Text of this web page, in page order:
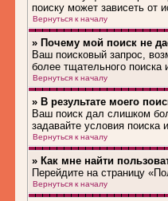
поиску может зависеть от
Вернуться к началу
» Почему мой поиск не
Ваш поисковый запрос,
более тщательного поиска
Вернуться к началу
» В результате моего
Ваш поиск дал слишком
задавайте условия
Вернуться к началу
» Как мне найти
Перейдите на страницу
Вернуться к началу